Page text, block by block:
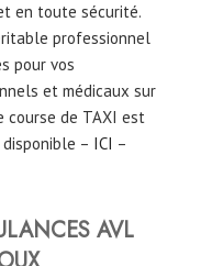
en toute sécurité.
professionnel
pour vos
et médicaux sur
course de TAXI est
– ICI –
AVL